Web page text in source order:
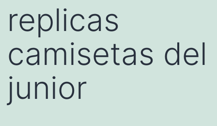
replicas
camisetas del
junior